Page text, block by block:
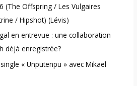
(The Offspring / Les Vulgaires
/ Hipshot) (Lévis)
en entrevue : une collaboration
déjà enregistrée?
« Unputenpu » avec Mikael